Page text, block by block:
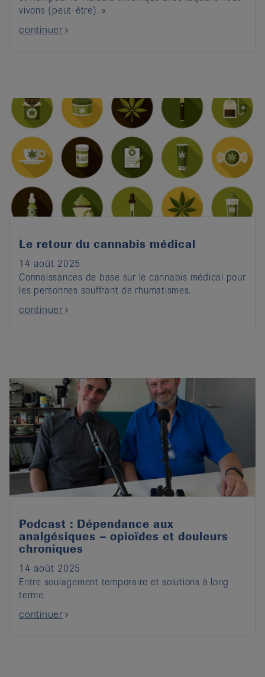
vivons (peut-être). »
continuer
Le retour du cannabis médical
14 août 2025
Connaissances de base sur le cannabis médical pour
les personnes souffrant de rhumatismes.
continuer
Podcast : Dépendance aux
analgésiques – opioïdes et douleurs
chroniques
14 août 2025
Entre soulagement temporaire et solutions à long
terme.
continuer